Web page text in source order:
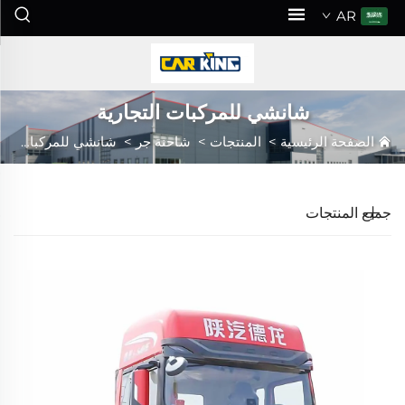
AR
شانشي للمركبات التجارية
الصفحة الرئيسية > المنتجات > شاحنة جر>شانشي للمركبات التجارية
جميع المنتجات